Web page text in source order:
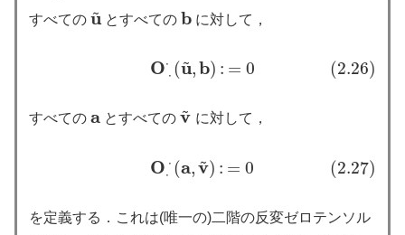
すべての u
~
u~ とすべての b
b に対して，
O⋅
⋅ (u
~,b) : = 0 (2.26)
(2.26)O ⋅ ⋅(u ~ b) =0
すべての a
a とすべてのv
~
v~ に対して，
O ⋅
⋅ (a,v
~) : = 0 (2.27)
(2.27)O ⋅(a ,v~) =0
を定義する．これは(唯一の)二階の反変ゼロテンソル